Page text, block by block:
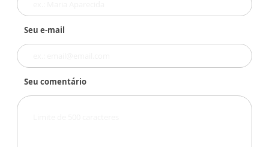
Seu e-mail
Seu comentário